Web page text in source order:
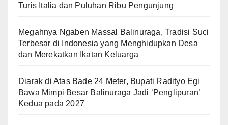
Turis Italia dan Puluhan Ribu Pengunjung
Megahnya Ngaben Massal Balinuraga, Tradisi Suci
Terbesar di Indonesia yang Menghidupkan Desa
dan Merekatkan Ikatan Keluarga
Diarak di Atas Bade 24 Meter, Bupati Radityo Egi
Bawa Mimpi Besar Balinuraga Jadi ‘Penglipuran’
Kedua pada 2027